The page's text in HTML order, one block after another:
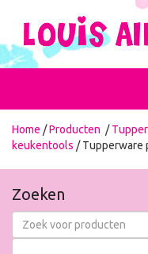
Home /Producten /
keukentools / Tupperware
Zoeken